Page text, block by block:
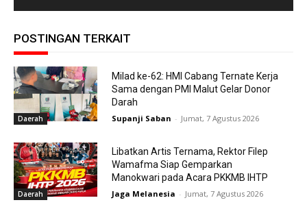
POSTINGAN TERKAIT
Daerah
Milad ke-62: HMI Cabang Ternate Kerja
Sama dengan PMI Malut Gelar Donor
Darah
Supanji Saban - Jumat, 7 Agustus 2026
Daerah
Libatkan Artis Ternama, Rektor Filep
Wamafma Siap Gemparkan
Manokwari pada Acara PKKMB IHTP
Jaga Melanesia - Jumat, 7 Agustus 2026